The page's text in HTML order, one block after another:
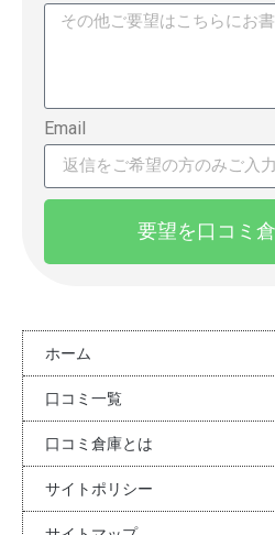
Email
要望を口コミ
ホーム
口コミ一覧
口コミ倉庫とは
サイトポリシー